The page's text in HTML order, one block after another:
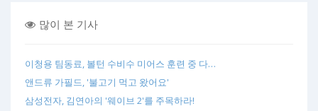
많이 본 기사
이청용 팀동료, 볼턴 수비수 미어스 훈련 중 다…
앤드류 가필드, '불고기 먹고 왔어요'
삼성전자, 김연아의 '웨이브 2'를 주목하라!